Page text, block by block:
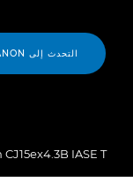
التحدث إلى CANON
IASE T